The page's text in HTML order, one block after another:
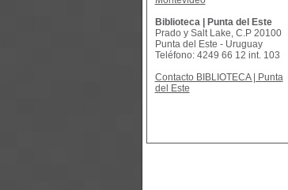
Biblioteca | Punta del Este
Prado y Salt Lake, C.P 20100
Punta del Este - Uruguay
Teléfono: 4249 66 12 int. 103
Contacto BIBLIOTECA | Punta
del Este